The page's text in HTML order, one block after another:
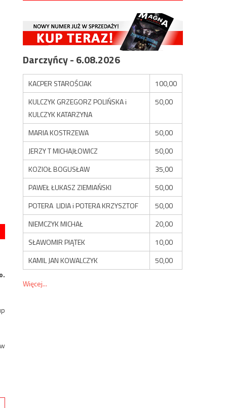
Darczyńcy - 6.08.2026
KACPER STAROŚCIAK
100,00
KULCZYK GRZEGORZ POLIŃSKA i
KULCZYK KATARZYNA
50,00
MARIA KOSTRZEWA
50,00
JERZY T MICHAJŁOWICZ
50,00
KOZIOŁ BOGUSŁAW
35,00
PAWEŁ ŁUKASZ ZIEMIAŃSKI
50,00
POTERA LIDIA i POTERA KRZYSZTOF
50,00
NIEMCZYK MICHAŁ
20,00
SŁAWOMIR PIĄTEK
10,00
KAMIL JAN KOWALCZYK
50,00
Więcej...